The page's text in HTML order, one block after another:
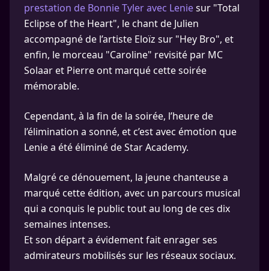
prestation de Bonnie Tyler avec Leniesur "Total
Eclipse of the Heart", le chant de Julien
accompagné de l’artiste Eloïz sur "Hey Bro", et
enfin, le morceau "Caroline" revisité par MC
Solaar et Pierre ont marqué cette soirée
mémorable.
Cependant, à la fin de la soirée, l’heure de
l’élimination a sonné, et c’est avec émotion que
Lenie a été éliminé de Star Academy.
Malgré ce dénouement, la jeune chanteuse a
marqué cette édition, avec un parcours musical
qui a conquis le public tout au long de ces dix
semaines intenses.
Et son départ a évidement fait enrager ses
admirateurs mobilisés sur les réseaux sociaux.